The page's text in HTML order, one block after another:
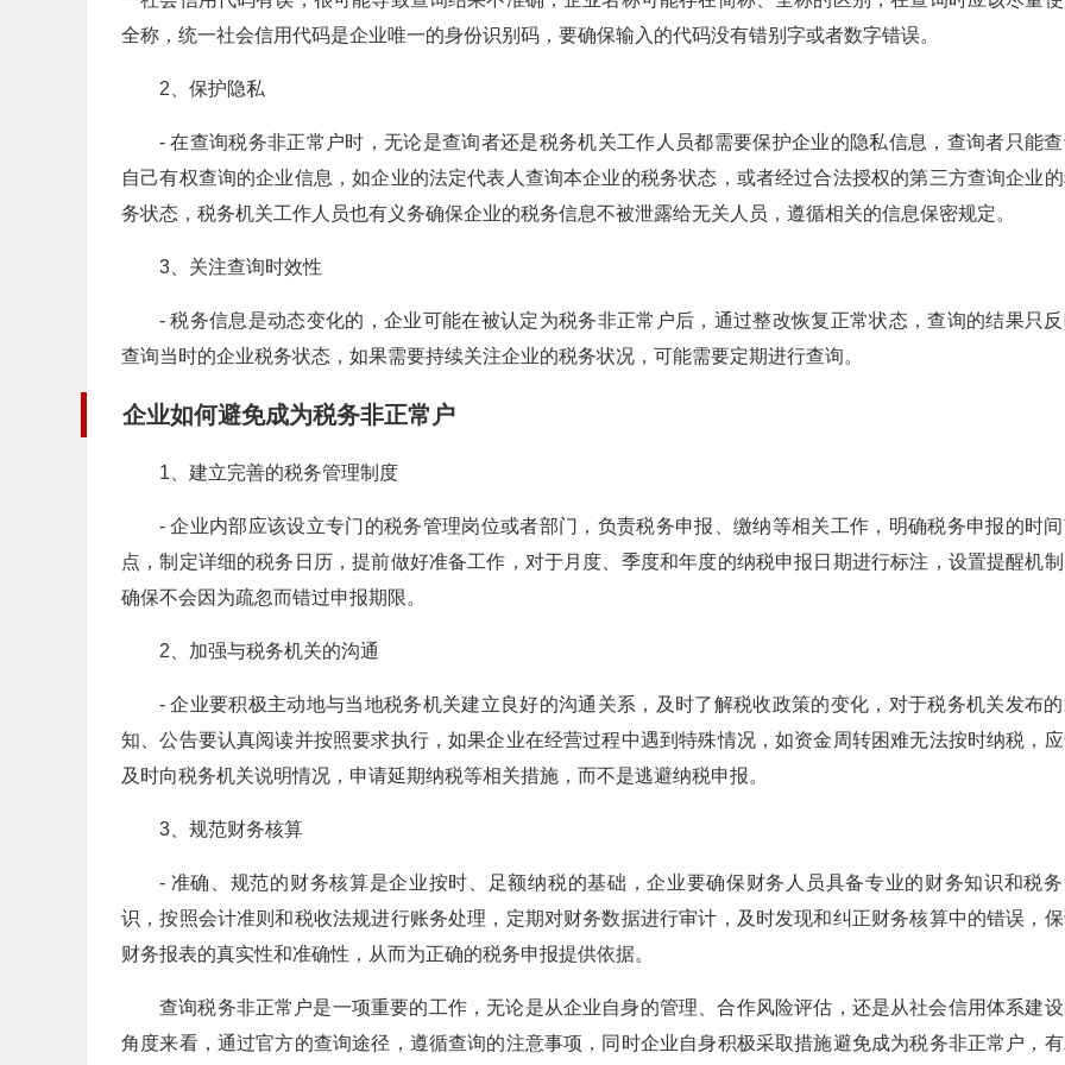
全称，统一社会信用代码是企业唯一的身份识别码，要确保输入的代码没有错别字或者数字错误。
2、保护隐私
- 在查询税务非正常户时，无论是查询者还是税务机关工作人员都需要保护企业的隐私信息，查询者只能
自己有权查询的企业信息，如企业的法定代表人查询本企业的税务状态，或者经过合法授权的第三方查询企业
务状态，税务机关工作人员也有义务确保企业的税务信息不被泄露给无关人员，遵循相关的信息保密规定。
3、关注查询时效性
- 税务信息是动态变化的，企业可能在被认定为税务非正常户后，通过整改恢复正常状态，查询的结果只
查询当时的企业税务状态，如果需要持续关注企业的税务状况，可能需要定期进行查询。
企业如何避免成为税务非正常户
1、建立完善的税务管理制度
- 企业内部应该设立专门的税务管理岗位或者部门，负责税务申报、缴纳等相关工作，明确税务申报的时
点，制定详细的税务日历，提前做好准备工作，对于月度、季度和年度的纳税申报日期进行标注，设置提醒机制
确保不会因为疏忽而错过申报期限。
2、加强与税务机关的沟通
- 企业要积极主动地与当地税务机关建立良好的沟通关系，及时了解税收政策的变化，对于税务机关发布的
知、公告要认真阅读并按照要求执行，如果企业在经营过程中遇到特殊情况，如资金周转困难无法按时纳税，
及时向税务机关说明情况，申请延期纳税等相关措施，而不是逃避纳税申报。
3、规范财务核算
- 准确、规范的财务核算是企业按时、足额纳税的基础，企业要确保财务人员具备专业的财务知识和税
识，按照会计准则和税收法规进行账务处理，定期对财务数据进行审计，及时发现和纠正财务核算中的错误，
财务报表的真实性和准确性，从而为正确的税务申报提供依据。
查询税务非正常户是一项重要的工作，无论是从企业自身的管理、合作风险评估，还是从社会信用体系建
角度来看，通过官方的查询途径，遵循查询的注意事项，同时企业自身积极采取措施避免成为税务非正常户，